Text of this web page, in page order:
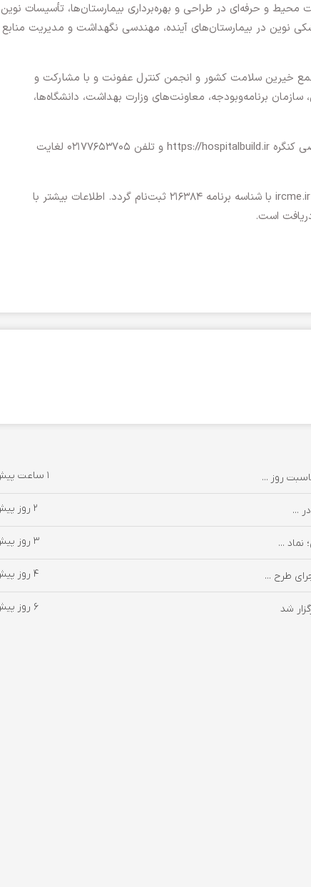
محیط و حرفه‌ای در طراحی و بهره‌برداری بیمارستان‌ها، تأسیسات نوین
نوین در بیمارستان‌های آینده، مهندسی نگهداشت و مدیریت منابع
خیرین سلامت کشور و انجمن کنترل عفونت و با مشارکت و
برنامه‌وبودجه، معاونت‌های وزارت بهداشت، دانشگاه‌ها،
ثبت‌نام‌کنندگان در کنگره و کارگاه‌ها از طریق سایت اختصاصی کنگره https://hospitalbuild.ir و تلفن ۰۲۱۷۷۶۵۳۷۰۵ لغایت
در صورت نیاز به کسب امتیاز آموزشی لازم است در سایت ircme.ir با شناسه برنامه ۲۱۶۳۸۴ ثبت‌نام گردد. اطلاعات بیشتر با
روز ... ۱ ساعت پیش
... ۲ روز پیش
نماد ... ۳ روز پیش
طرح ... ۴ روز پیش
شد ۶ روز پیش
مشرق توسعه ایران